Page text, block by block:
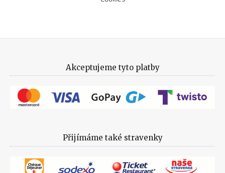
Akceptujeme tyto platby
Přijímáme také stravenky